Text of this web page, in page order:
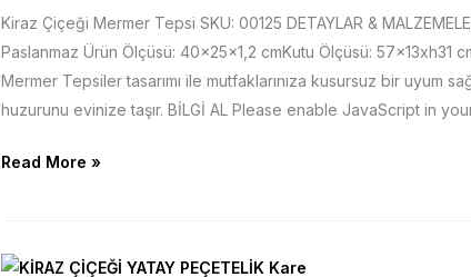
Kiraz Çiçeği Mermer Tepsi SKU: 00125 DETAYLAR &
Paslanmaz Ürün Ölçüsü: 40x25x1,2 cmKutu Ölçüsü: 57x13xh31
Mermer Tepsiler tasarımı ile mutfaklarınıza kusursuz bir uyum
huzurunu evinize taşır. BİLGİ AL Please enable JavaScript in
Read More »
Kiraz